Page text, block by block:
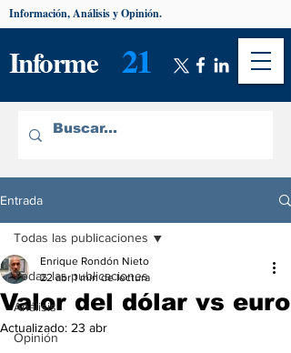
Informe 21
Información, Análisis y Opinión.
Entrada
Todas las publicaciones
Análisis
Opinión
Todas las publicaciones
Valor del dólar vs euro
Enrique Rondón Nieto
22 abr 1 min de lectura
Actualizado: 23 abr